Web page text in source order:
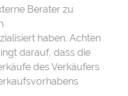
Berater zu
haben. Achten
darauf, dass die
des Verkäufers